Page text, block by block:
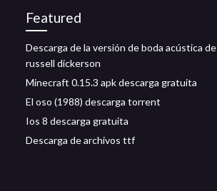
Featured
Descarga de la versión de boda acústica de
russell dickerson
Minecraft 0.15.3 apk descarga gratuita
El oso (1988) descarga torrent
Ios 8 descarga gratuita
Descarga de archivos ttf